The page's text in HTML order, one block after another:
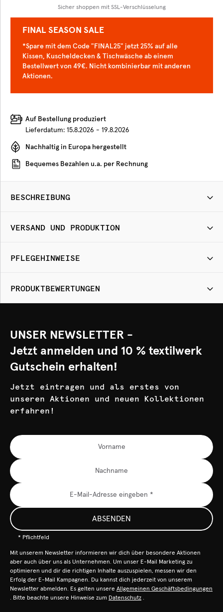
Sicher shoppen mit SSL-Verschlüsselung
FINAL SEASON SALE
*Spare mit dem Code "FINAL25" jetzt 25% auf alle
Kissen, Kuscheldecken & Tischwäsche ab einem
Bestellwert von 49€. Nicht kombinierbar mit anderen
Aktionen.
Auf Bestellung produziert
Lieferdatum: 15.8.2026 - 19.8.2026
Nachhaltig in Europa hergestellt
Bequemes Bezahlen u.a. per Rechnung
BESCHREIBUNG
VERSAND UND PRODUKTION
PFLEGEHINWEISE
PRODUKTBEWERTUNGEN
UNSER NEWSLETTER -
Jetzt anmelden und 10 % textilwerk
Gutschein erhalten!
Jetzt eintragen und als erstes von
unseren Aktionen und neuen Kollektionen
erfahren!
ABSENDEN
* Pflichtfeld
Mit unserem Newsletter informieren wir dich über besondere Aktionen
aber auch über uns als Unternehmen. Um unser E-Mail Marketing zu
optimieren und dir die richtigen Inhalte auszuspielen, messen wir den
Erfolg der E-Mail Kampagnen. Du kannst dich jederzeit von unserem
Newsletter abmelden. Es gelten unsere Allgemeinen Geschäftsbedingungen
. Bitte beachte unsere Hinweise zum Datenschutz .